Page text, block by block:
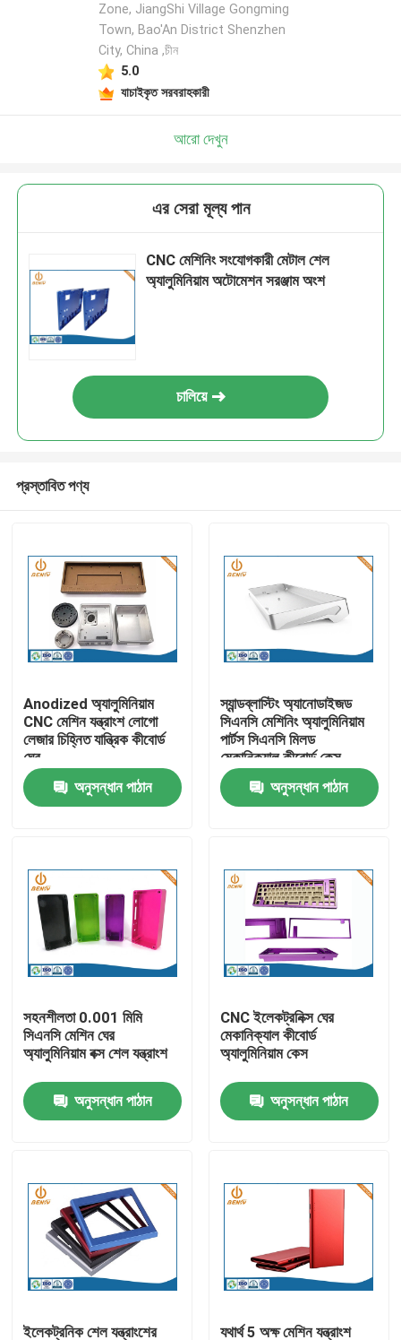
পণ্য
আমাদের সম্পর্কে
মান নিয়ন্ত্রণ
আমাদের সাথে যোগাযোগ করুন
অ্যালুমিনিয়াম ডাই ঢালাই
ইভি খুচরা যন্ত্রাংশ
CNC মেশিনিং যন্ত্রাংশ
Zone, JiangShi Village Gongming
Town, Bao'An District Shenzhen
City, China ,চীন
5.0
যাচাইকৃত সরবরাহকারী
আরো দেখুন
এর সেরা মূল্য পান
CNC মেশিনিং সংযোগকারী মেটাল শেল
অ্যালুমিনিয়াম অটোমেশন সরঞ্জাম অংশ
চালিয়ে
প্রস্তাবিত পণ্য
Anodized অ্যালুমিনিয়াম
CNC মেশিন যন্ত্রাংশ লোগো
লেজার চিহ্নিত যান্ত্রিক কীবোর্ড
ঘের
অনুসন্ধান পাঠান
স্যান্ডব্লাস্টিং অ্যানোডাইজড
সিএনসি মেশিনিং অ্যালুমিনিয়াম
পার্টস সিএনসি মিলড
মেকানিক্যাল কীবোর্ড কেস
অনুসন্ধান পাঠান
সহনশীলতা 0.001 মিমি
সিএনসি মেশিন ঘের
অ্যালুমিনিয়াম বক্স শেল যন্ত্রাংশ
অনুসন্ধান পাঠান
CNC ইলেকট্রনিক্স ঘের
মেকানিক্যাল কীবোর্ড
অ্যালুমিনিয়াম কেস
অনুসন্ধান পাঠান
ইলেকট্রনিক শেল যন্ত্রাংশের যথার্থ 5 অক্ষ মেশিন যন্ত্রাংশ